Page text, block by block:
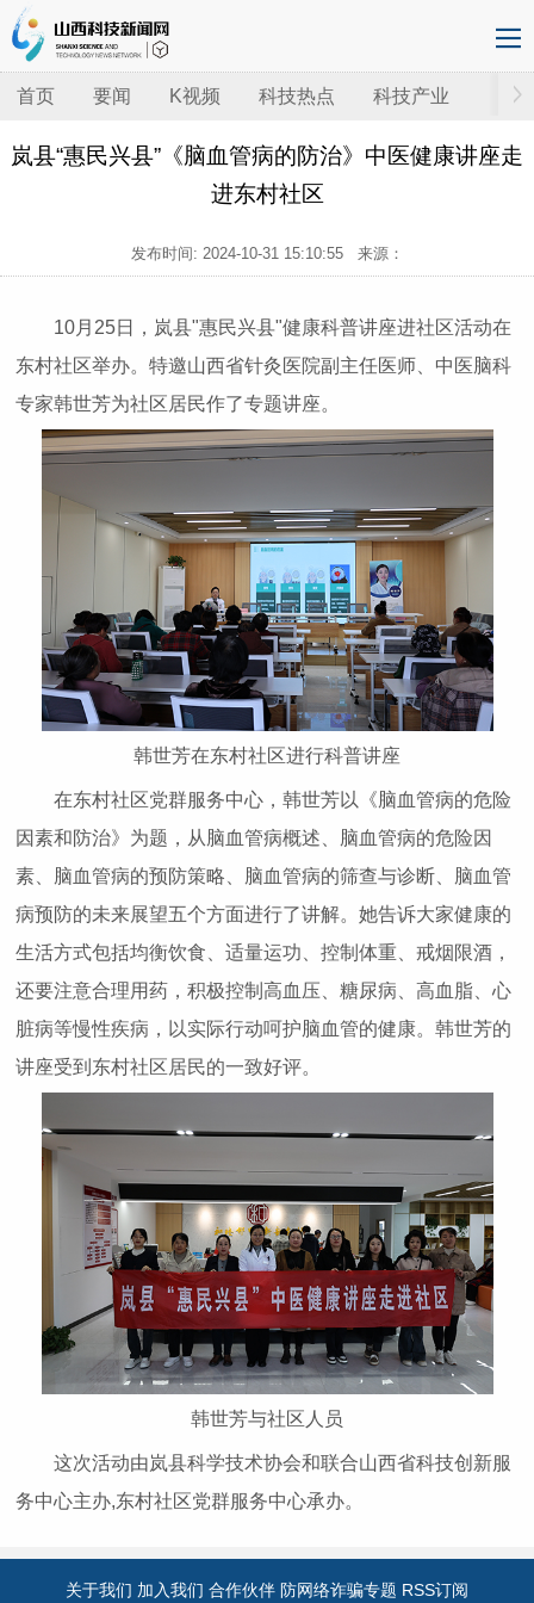
首页 要闻 K视频 科技热点 科技产业
岚县“惠民兴县”《脑血管病的防治》中医健康讲座走
进东村社区
发布时间: 2024-10-31 15:10:55来源：
10月25日，岚县"惠民兴县"健康科普讲座进社区活动在
东村社区举办。特邀山西省针灸医院副主任医师、中医脑科
专家韩世芳为社区居民作了专题讲座。
韩世芳在东村社区进行科普讲座
在东村社区党群服务中心，韩世芳以《脑血管病的危险
因素和防治》为题，从脑血管病概述、脑血管病的危险因
素、脑血管病的预防策略、脑血管病的筛查与诊断、脑血管
病预防的未来展望五个方面进行了讲解。她告诉大家健康的
生活方式包括均衡饮食、适量运功、控制体重、戒烟限酒，
还要注意合理用药，积极控制高血压、糖尿病、高血脂、心
脏病等慢性疾病，以实际行动呵护脑血管的健康。韩世芳的
讲座受到东村社区居民的一致好评。
韩世芳与社区人员
这次活动由岚县科学技术协会和联合山西省科技创新服
务中心主办,东村社区党群服务中心承办。
关于我们 加入我们 合作伙伴 防网络诈骗专题 RSS订阅